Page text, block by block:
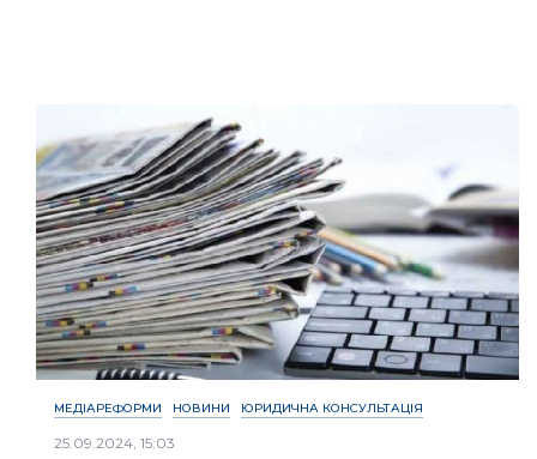
МЕДІАРЕФОРМИ НОВИНИ ЮРИДИЧНА КОНСУЛЬТАЦІЯ
25.09.2024, 15:03